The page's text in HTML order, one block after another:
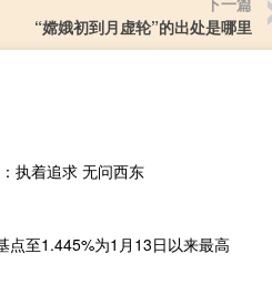
“嫦娥初到月虚轮”的出处是哪里
执着追求 无问西东
点至1.445%为1月13日以来最高